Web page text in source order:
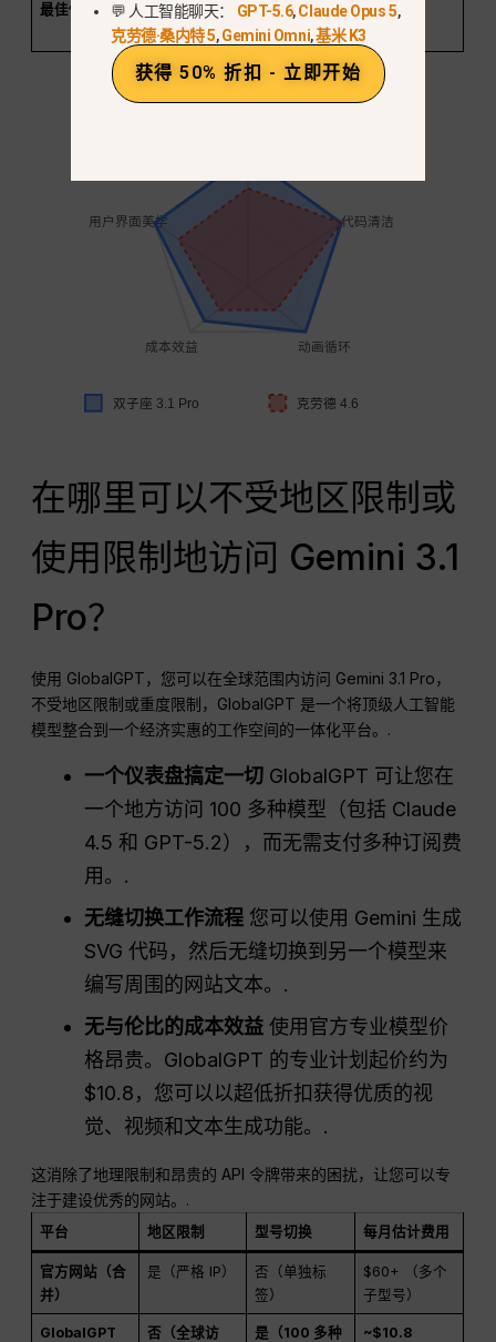
最佳使用案例
移动网络用户
界面和仪表板
逻辑脚本和文
本
一般援助
代码清洁
动画循环
成本效益
用户界面美学
双子座 3.1 Pro 克劳德 4.6
在哪里可以不受地区限制或
使用限制地访问 Gemini 3.1
Pro？
使用 GlobalGPT，您可以在全球范围内访问 Gemini 3.1 Pro，
不受地区限制或重度限制，GlobalGPT 是一个将顶级人工智能
模型整合到一个经济实惠的工作空间的一体化平台。.
一个仪表盘搞定一切 GlobalGPT 可让您在
一个地方访问 100 多种模型（包括 Claude
4.5 和 GPT-5.2），而无需支付多种订阅费
用。.
无缝切换工作流程 您可以使用 Gemini 生成
SVG 代码，然后无缝切换到另一个模型来
编写周围的网站文本。.
无与伦比的成本效益 使用官方专业模型价
格昂贵。GlobalGPT 的专业计划起价约为
$10.8，您可以以超低折扣获得优质的视
觉、视频和文本生成功能。.
这消除了地理限制和昂贵的 API 令牌带来的困扰，让您可以专
注于建设优秀的网站。.
平台 地区限制 型号切换 每月估计费用
官方网站（合
并）
是（严格 IP）
否（单独标
签）
$60+ （多个
子型号）
GlobalGPT
否（全球访
是（100 多种
~$10.8
💬 人工智能聊天： GPT-5.6,Claude Opus 5,
克劳德·桑内特 5,Gemini Omni,基米 K3
获得 50% 折扣 - 立即开始